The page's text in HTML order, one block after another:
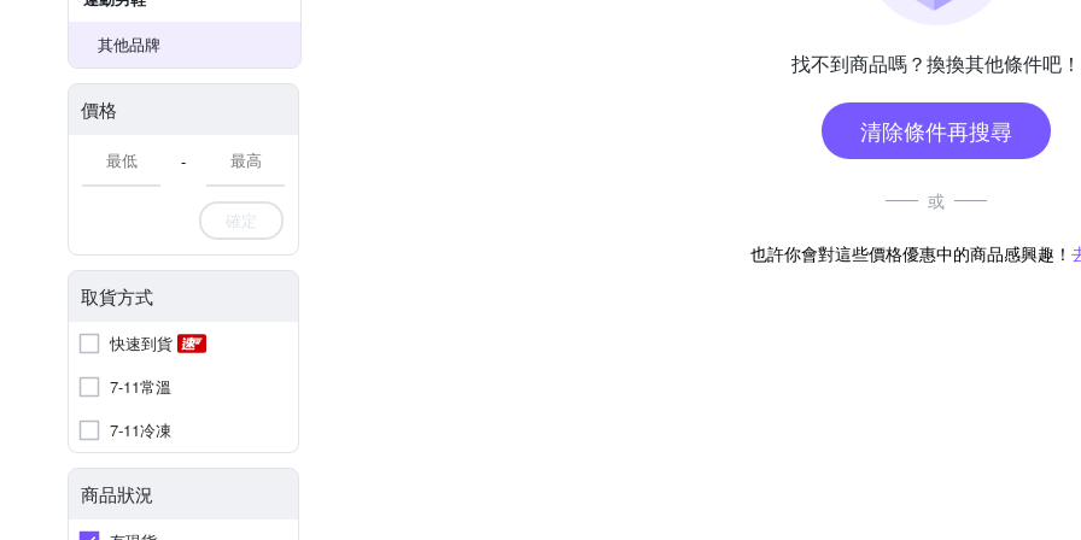
其他品牌
價格
-
確定
取貨方式
快速到貨
7-11常溫
7-11冷凍
商品狀況
找不到商品嗎？換換其他條件吧！
清除條件再搜尋
或
也許你會對這些價格優惠中的商品感興趣！